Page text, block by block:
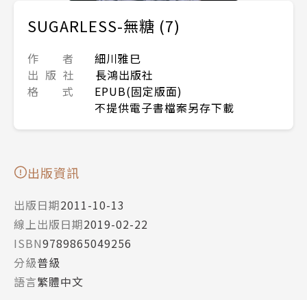
SUGARLESS-無糖 (7)
作 者
細川雅巳
出 版 社
長鴻出版社
格 式
EPUB(固定版面)
不提供電子書檔案另存下載
出版資訊
出版日期2011-10-13
線上出版日期2019-02-22
ISBN9789865049256
分級普級
語言繁體中文